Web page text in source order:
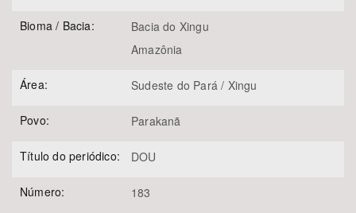
Bioma / Bacia:
Bacia do Xingu
Amazônia
Área: Sudeste do Pará / Xingu
Povo: Parakanã
Título do periódico: DOU
Número: 183